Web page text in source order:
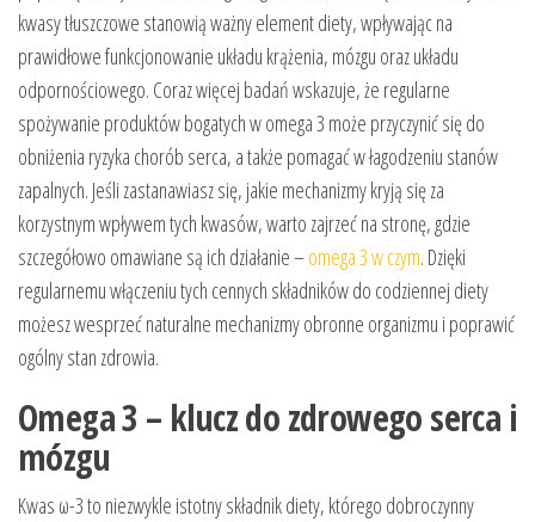
kwasy tłuszczowe stanowią ważny element diety, wpływając na
prawidłowe funkcjonowanie układu krążenia, mózgu oraz układu
odpornościowego. Coraz więcej badań wskazuje, że regularne
spożywanie produktów bogatych w omega 3 może przyczynić się do
obniżenia ryzyka chorób serca, a także pomagać w łagodzeniu stanów
zapalnych. Jeśli zastanawiasz się, jakie mechanizmy kryją się za
korzystnym wpływem tych kwasów, warto zajrzeć na stronę, gdzie
szczegółowo omawiane są ich działanie –omega 3 w czym. Dzięki
regularnemu włączeniu tych cennych składników do codziennej diety
możesz wesprzeć naturalne mechanizmy obronne organizmu i poprawić
ogólny stan zdrowia.
Omega 3 – klucz do zdrowego serca i
mózgu
Kwas ω-3 to niezwykle istotny składnik diety, którego dobroczynny